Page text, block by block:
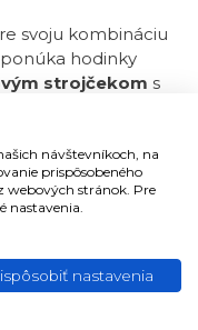
svoju kombináciu
hodinky
strojčekom s
5 sekúnd za
ručičky.
tvarmi
použitá povrchová
300 metrov.
návštevníkoch, na
prispôsobeného
webových stránok. Pre
nastavenia.
nastavenia